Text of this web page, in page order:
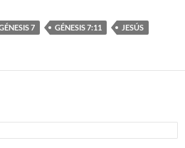
7 GÉNESIS 7:11 JESÚS